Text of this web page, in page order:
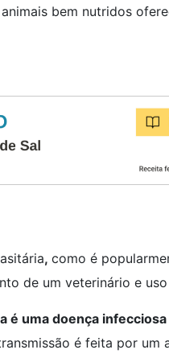
bem nutridos
, como é
de um veterinário e
é uma doença
é feita por um